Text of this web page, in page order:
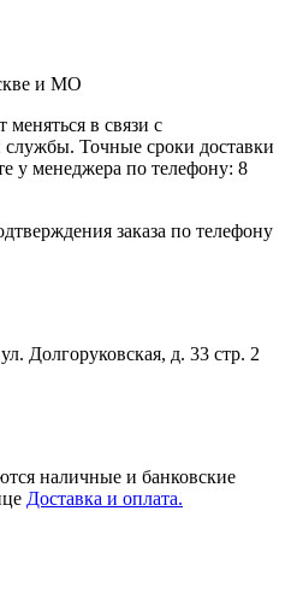
и МО
меняться в связи с
службы. Точные сроки доставки
у менеджера по телефону: 8
заказа по телефону
Долгоруковская, д. 33 стр. 2
наличные и банковские
Доставка и оплата.